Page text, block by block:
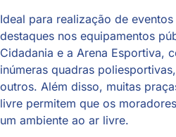
Ideal para realização de
destaques nos equipamentos
Cidadania e a Arena Esportiva,
inúmeras quadras
outros. Além disso, muitas
livre permitem que os
um ambiente ao ar livre.